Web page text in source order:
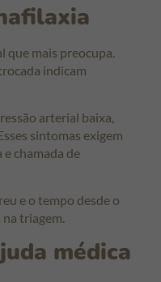
que mais preocupa.
indicam
arterial baixa,
sintomas exigem
chamada de
e o tempo desde o
triagem.
médica